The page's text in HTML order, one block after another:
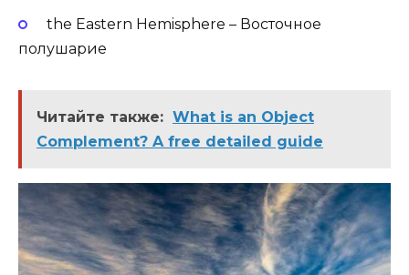
the Eastern Hemisphere – Восточное
полушарие
Читайте также: What is an Object
Complement? A free detailed guide